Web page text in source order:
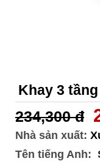
Khay 3
234,300 đ
Nhà sản xuất:
Tên tiếng Anh: